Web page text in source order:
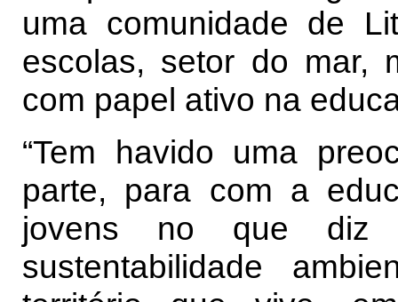
uma comunidade de
escolas, setor do mar,
com papel ativo na
“Tem havido uma
parte, para com a
jovens no que diz
sustentabilidade